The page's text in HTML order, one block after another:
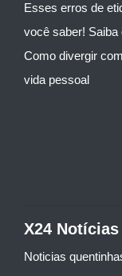
Esses erros de
você saber! Saiba
Como divergir
vida pessoal
X24 Notícias
Noticias